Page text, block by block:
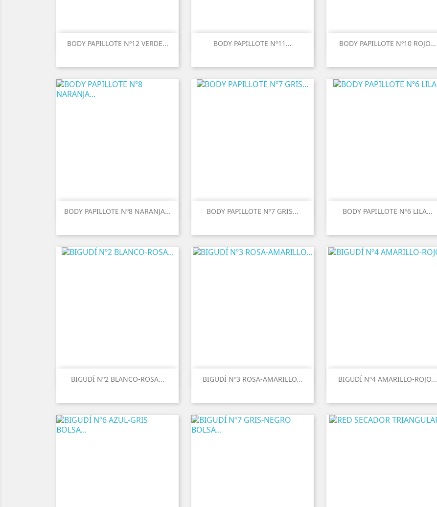
BODY PAPILLOTE Nº12 VERDE... BODY PAPILLOTE Nº11... BODY PAPILLOTE Nº10 ROJO...
BODY PAPILLOTE Nº8 NARANJA... BODY PAPILLOTE Nº7 GRIS... BODY PAPILLOTE Nº6 LILA...
BIGUDÍ Nº2 BLANCO-ROSA... BIGUDÍ Nº3 ROSA-AMARILLO... BIGUDÍ Nº4 AMARILLO-ROJO...